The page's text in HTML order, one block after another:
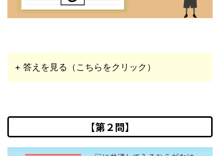
+ 答えを見る（こちらをクリック）
【第２問】